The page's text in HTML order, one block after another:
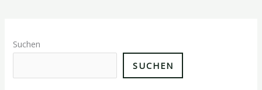
Suchen
SUCHEN